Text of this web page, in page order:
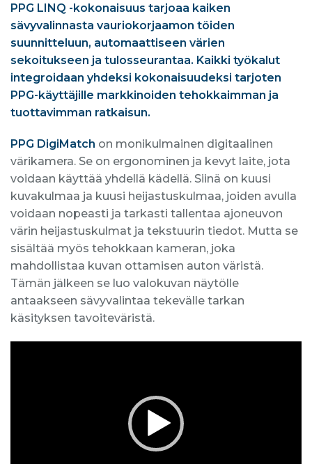
PPG LINQ -kokonaisuus tarjoaa kaiken
sävyvalinnasta vauriokorjaamon töiden
suunnitteluun, automaattiseen värien
sekoitukseen ja tulosseurantaa. Kaikki työkalut
integroidaan yhdeksi kokonaisuudeksi tarjoten
PPG-käyttäjille markkinoiden tehokkaimman ja
tuottavimman ratkaisun.
PPG DigiMatch on monikulmainen digitaalinen
värikamera. Se on ergonominen ja kevyt laite, jota
voidaan käyttää yhdellä kädellä. Siinä on kuusi
kuvakulmaa ja kuusi heijastuskulmaa, joiden avulla
voidaan nopeasti ja tarkasti tallentaa ajoneuvon
värin heijastuskulmat ja tekstuurin tiedot. Mutta se
sisältää myös tehokkaan kameran, joka
mahdollistaa kuvan ottamisen auton väristä.
Tämän jälkeen se luo valokuvan näytölle
antaakseen sävyvalintaa tekevälle tarkan
käsityksen tavoiteväristä.